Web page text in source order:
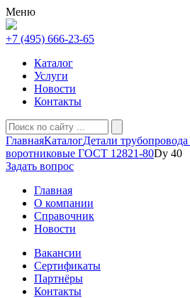
Меню
+7 (495) 666-23-65
Каталог
Услуги
Новости
Контакты
ГлавнаяКаталогДетали трубопровода
воротниковые ГОСТ 12821-80Dy 40
Задать вопрос
Главная
О компании
Справочник
Новости
Вакансии
Сертификаты
Партнёры
Контакты